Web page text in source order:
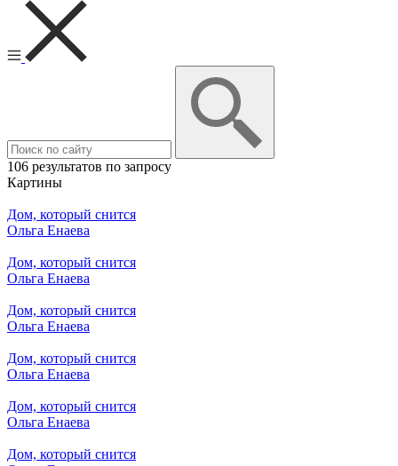
106 результатов по запросу
Картины
Дом, который снится
Ольга Енаева
Дом, который снится
Ольга Енаева
Дом, который снится
Ольга Енаева
Дом, который снится
Ольга Енаева
Дом, который снится
Ольга Енаева
Дом, который снится